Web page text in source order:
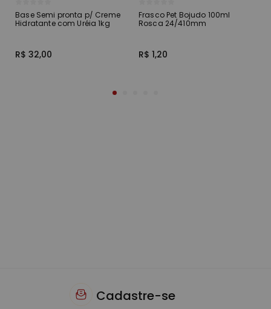
Base Semi pronta p/ Creme
Hidratante com Uréia 1kg
R$ 32,00
Frasco Pet Bojudo 100ml
Rosca 24/410mm
R$ 1,20
Cadastre-se